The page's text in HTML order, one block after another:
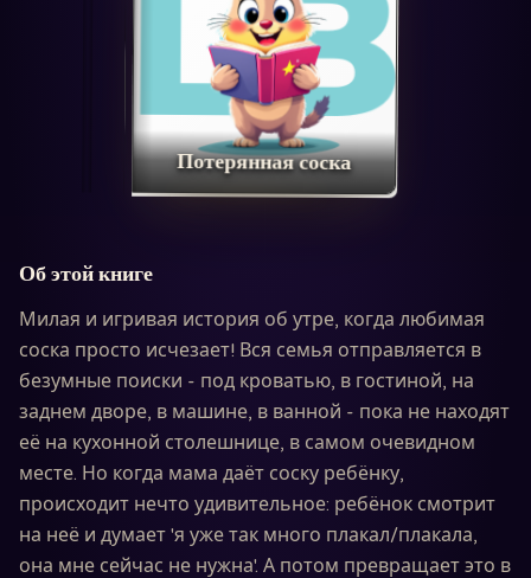
Потерянная соска
Об этой книге
Милая и игривая история об утре, когда любимая
соска просто исчезает! Вся семья отправляется в
безумные поиски - под кроватью, в гостиной, на
заднем дворе, в машине, в ванной - пока не находят
её на кухонной столешнице, в самом очевидном
месте. Но когда мама даёт соску ребёнку,
происходит нечто удивительное: ребёнок смотрит
на неё и думает 'я уже так много плакал/плакала,
она мне сейчас не нужна'. А потом превращает это в